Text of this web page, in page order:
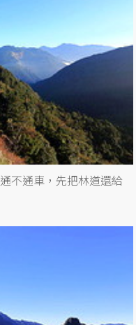
不通車，先把林道還給